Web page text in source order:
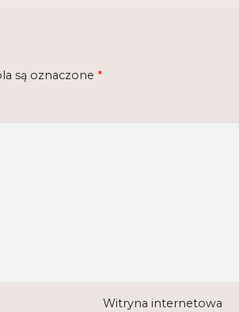
są oznaczone *
Witryna internetowa